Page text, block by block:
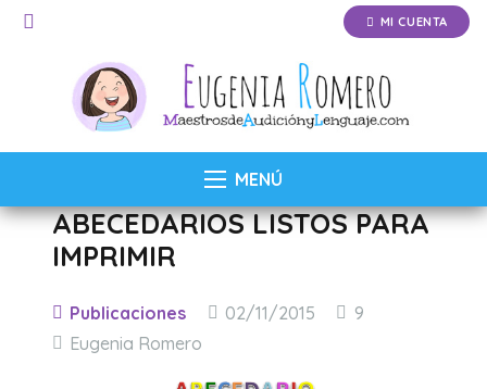
MI CUENTA
MENÚ
ABECEDARIOS LISTOS PARA
IMPRIMIR
Publicaciones 02/11/2015 9Comentarios
Eugenia Romero